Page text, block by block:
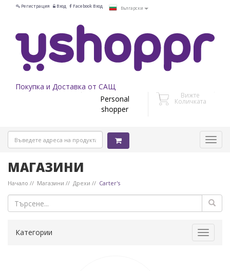
Регистрация Вход Facebook Вход Български
Покупка и Доставка от САЩ
Personal
shopper
Вижте
Количката
МАГАЗИНИ
Начало Магазини Дрехи Carter's
Toggle
Категории